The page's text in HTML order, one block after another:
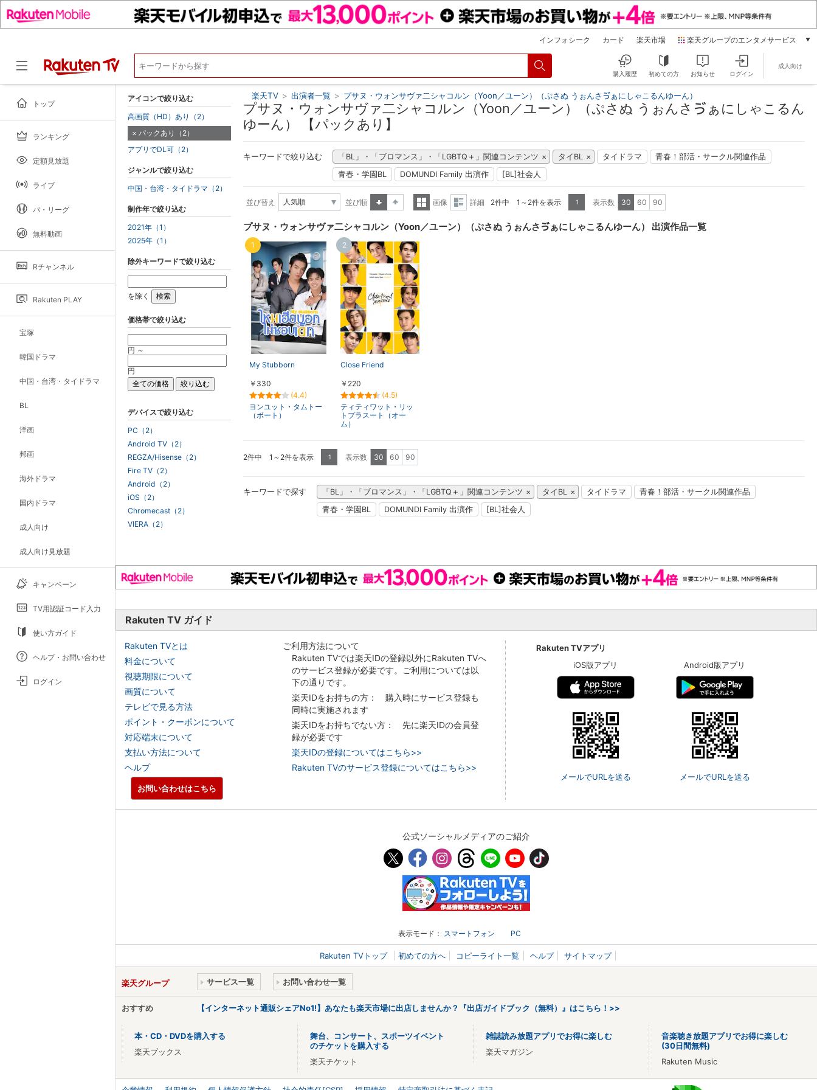
インフォシーク カード 楽天市場 楽天グループのエンタメサービス
本/ゲーム/CD/DVD
電子書籍
楽天マガジン
動画配信
購入履歴 初めての方 お知らせ ログイン
成人向け
トップ
ランキング
定額見放題
ライブ
パ・リーグ
無料動画
Rチャンネル
Rakuten PLAY
宝塚
韓国ドラマ
中国・台湾・タイドラマ
BL
洋画
邦画
海外ドラマ
国内ドラマ
成人向け
成人向け見放題
キャンペーン
TV用認証コード入力
使い方ガイド
ヘルプ・お問い合わせ
ログイン
楽天TV > 出演者一覧 > プサヌ・ウォンサヴァ二シャコルン（Yoon／ユーン）（ぷさぬ うぉんさゔぁにしゃこるんゆーん）
プサヌ・ウォンサヴァ二シャコルン（Yoon／ユーン）（ぷさぬ うぉんさゔぁにしゃこるん
ゆーん） 【パックあり】
キーワードで絞り込む 「BL」・「ブロマンス」・「LGBTQ＋」関連コンテンツ タイBL タイドラマ
青春！部活・サークル関連作品
青春・学園BL
DOMUNDI Family 出演作 [BL]社会人
並び替え
並び順
表示
画像
表示
詳細 2件中 1～2件を表示 1 表示数 30 60 90
プサヌ・ウォンサヴァ二シャコルン（Yoon／ユーン）（ぷさぬ うぉんさゔぁにしゃこるんゆーん） 出演作品一覧
My Stubborn
￥330
(4.4)
ヨンユット・タムトー
（ボート）
1
Close Friend
￥220
(4.5)
ティティワット・リッ
トプラスート（オー
ム）
2
2件中 1～2件を表示 1 表示数 30 60 90
キーワードで探す 「BL」・「ブロマンス」・「LGBTQ＋」関連コンテンツ タイBL タイドラマ
青春！部活・サークル関連作品
青春・学園BL
DOMUNDI Family 出演作 [BL]社会人
アイコンで絞り込む
高画質（HD）あり（2）
パックあり（2）
アプリでDL可（2）
ジャンルで絞り込む
中国・台湾・タイドラマ（2）
制作年で絞り込む
2021年（1）
2025年（1）
除外キーワードで絞り込む
を除く
価格帯で絞り込む
円 ～
円
デバイスで絞り込む
PC（2）
Android TV（2）
REGZA/Hisense（2）
Fire TV（2）
Android（2）
iOS（2）
Chromecast（2）
VIERA（2）
Rakuten TV ガイド
Rakuten TVとは
料金について
視聴期限について
画質について
テレビで見る方法
ポイント・クーポンについて
対応端末について
支払い方法について
ヘルプ
ご利用方法について
Rakuten TVでは楽天IDの登録以外にRakuten TVへ
のサービス登録が必要です。ご利用については以
下の通りです。
楽天IDをお持ちの方： 購入時にサービス登録も
同時に実施されます
楽天IDをお持ちでない方： 先に楽天IDの会員登
録が必要です
楽天IDの登録についてはこちら>>
Rakuten TVのサービス登録についてはこちら>>
Rakuten TVアプリ
iOS版アプリ
メールでURLを送る
Android版アプリ
メールでURLを送る
お問い合わせはこちら
公式ソーシャルメディアのご紹介
表示モード： スマートフォン PC
Rakuten TVトップ 初めての方へ コピーライト一覧 ヘルプ サイトマップ
楽天グループ サービス一覧 お問い合わせ一覧
おすすめ 【インターネット通販シェアNo1!】あなたも楽天市場に出店しませんか？『出店ガイドブック（無料）』はこちら！>>
本・CD・DVDを購入する
楽天ブックス
舞台、コンサート、スポーツイベント
のチケットを購入する
楽天チケット
雑誌読み放題アプリでお得に楽しむ
楽天マガジン
音楽聴き放題アプリでお得に楽しむ
(30日間無料)
Rakuten Music